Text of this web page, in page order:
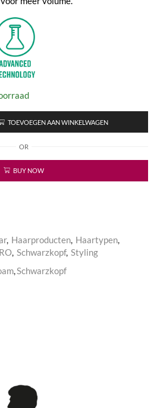
TOEVOEGEN AAN WINKELWAGEN
OR
BUY NOW
, Haarproducten, Haartypen,
, Schwarzkopf, Styling
,Schwarzkopf